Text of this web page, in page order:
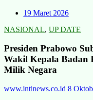
19 Maret 2026
NASIONAL, UP DATE
Presiden Prabowo
Wakil Kepala Badan
Milik Negara
www.intinews.co.id 8